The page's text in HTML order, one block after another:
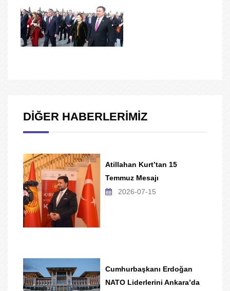
DİĞER HABERLERİMİZ
Atillahan Kurt’tan 15
Temmuz Mesajı
2026-07-15
Cumhurbaşkanı Erdoğan
NATO Liderlerini Ankara’da